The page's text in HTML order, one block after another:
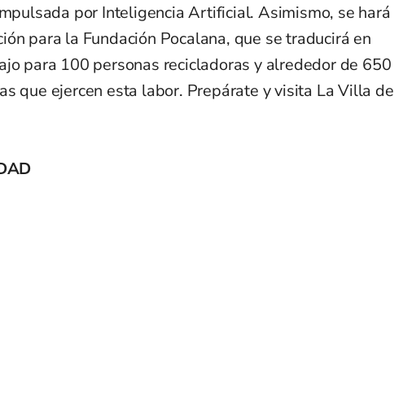
por Inteligencia Artificial. Asimismo, se hará
para la Fundación Pocalana, que se traducirá en
para 100 personas recicladoras y alrededor de 650
que ejercen esta labor. Prepárate y visita La Villa de